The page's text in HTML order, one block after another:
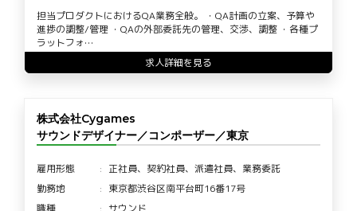
担当プロダクトにおけるQA業務全般。 ・QA計画の立案、予算や
進捗の調整/管理 ・QAの外部委託先の管理、交渉、調整 ・各種プ
ラットフォ…
求人詳細を見る
株式会社Cygames
サウンドデザイナー／コンポーザー／東京
雇用形態
正社員、契約社員、派遣社員、業務委託
勤務地
東京都渋谷区南平台町16番17号